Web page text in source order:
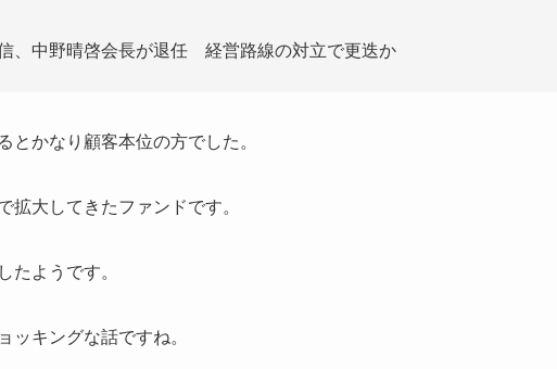
、中野晴啓会長が退任 経営路線の対立で更迭か
とかなり顧客本位の方でした。
拡大してきたファンドです。
たようです。
ッキングな話ですね。